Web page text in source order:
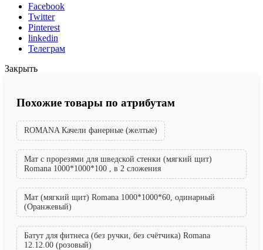
Facebook
Twitter
Pinterest
linkedin
Телеграм
Закрыть
Похожие товары по атрибутам
ROMANA Качели фанерные (желтые)
Мат с прорезями для шведской стенки (мягкий щит)
Romana 1000*1000*100 , в 2 сложения
Мат (мягкий щит) Romana 1000*1000*60, одинарный
(Оранжевый)
Батут для фитнеса (без ручки, без счётчика) Romana
12.12.00 (розовый)